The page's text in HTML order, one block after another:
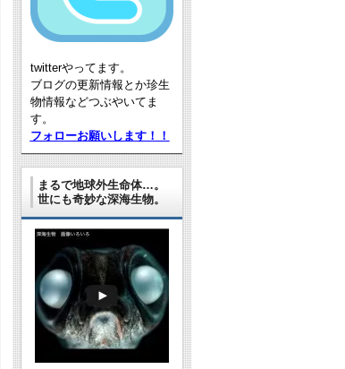
twitterやってます。
ブログの更新情報とか珍生
物情報などつぶやいてま
す。
フォローお願いします！！
まるで地球外生命体…。
世にも奇妙な深海生物。